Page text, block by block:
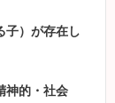
子）が存在し
神的・社会